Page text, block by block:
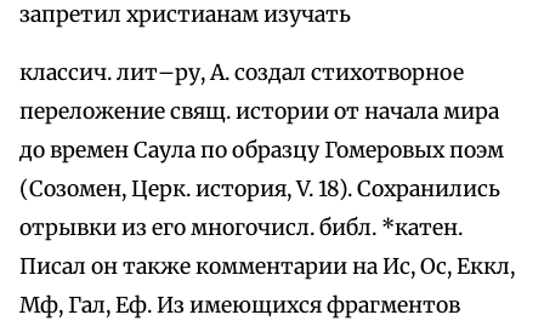
запретил христианам изучать
классич. лит–ру, А. создал стихотворное
переложение свящ. истории от начала мира
до времен Саула по образцу Гомеровых поэм
(Созомен, Церк. история, V. 18). Сохранились
отрывки из его многочисл. библ. *катен.
Писал он также комментарии на Ис, Ос, Еккл,
Мф, Гал, Еф. Из имеющихся фрагментов